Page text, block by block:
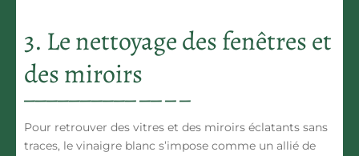
3. Le nettoyage des fenêtres et
des miroirs
Pour retrouver des vitres et des miroirs éclatants sans
traces, le vinaigre blanc s’impose comme un allié de